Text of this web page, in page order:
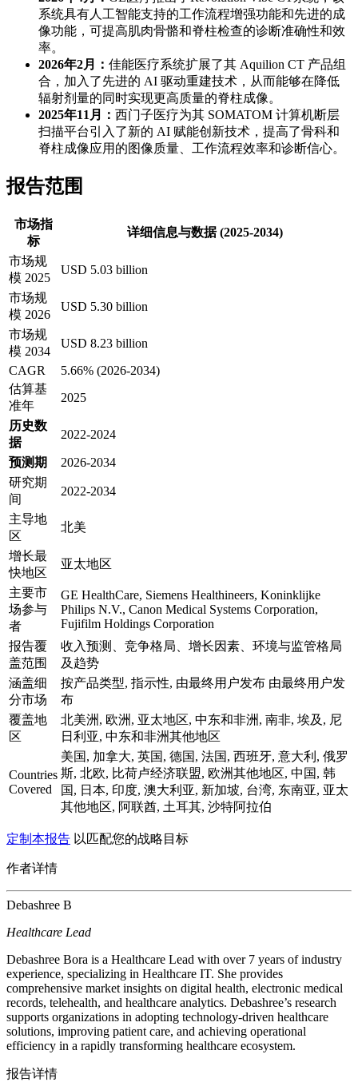
系统具有人工智能支持的工作流程增强功能和先进的成
像功能，可提高肌肉骨骼和脊柱检查的诊断准确性和效
率。
2026年2月： 佳能医疗系统扩展了其 Aquilion CT 产品组
合，加入了先进的 AI 驱动重建技术，从而能够在降低
辐射剂量的同时实现更高质量的脊柱成像。
2025年11月： 西门子医疗为其 SOMATOM 计算机断层
扫描平台引入了新的 AI 赋能创新技术，提高了骨科和
脊柱成像应用的图像质量、工作流程效率和诊断信心。
报告范围
市场指
标
详细信息与数据 (2025-2034)
市场规
模 2025
USD 5.03 billion
市场规
模 2026
USD 5.30 billion
市场规
模 2034
USD 8.23 billion
CAGR
5.66% (2026-2034)
估算基
准年
2025
历史数
据
2022-2024
预测期
2026-2034
研究期
间
2022-2034
主导地
区
北美
增长最
快地区
亚太地区
主要市
场参与
者
GE HealthCare, Siemens Healthineers, Koninklijke
Philips N.V., Canon Medical Systems Corporation,
Fujifilm Holdings Corporation
报告覆
盖范围
收入预测、竞争格局、增长因素、环境与监管格局
及趋势
涵盖细
分市场
按产品类型, 指示性, 由最终用户发布 由最终用户发
布
覆盖地
区
北美洲, 欧洲, 亚太地区, 中东和非洲, 南非, 埃及, 尼
日利亚, 中东和非洲其他地区
Countries
Covered
美国, 加拿大, 英国, 德国, 法国, 西班牙, 意大利, 俄罗
斯, 北欧, 比荷卢经济联盟, 欧洲其他地区, 中国, 韩
国, 日本, 印度, 澳大利亚, 新加坡, 台湾, 东南亚, 亚太
其他地区, 阿联酋, 土耳其, 沙特阿拉伯
定制本报告 以匹配您的战略目标
作者详情
Debashree B
Healthcare Lead
Debashree Bora is a Healthcare Lead with over 7 years of industry
experience, specializing in Healthcare IT. She provides
comprehensive market insights on digital health, electronic medical
records, telehealth, and healthcare analytics. Debashree’s research
supports organizations in adopting technology-driven healthcare
solutions, improving patient care, and achieving operational
efficiency in a rapidly transforming healthcare ecosystem.
报告详情